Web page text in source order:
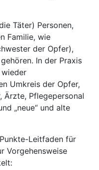
Täter) Personen,
Familie, wie
der Opfer),
In der Praxis
Umkreis der Opfer,
Ärzte, Pflegepersonal
„neue“ und alte
Leitfaden für
Vorgehensweise